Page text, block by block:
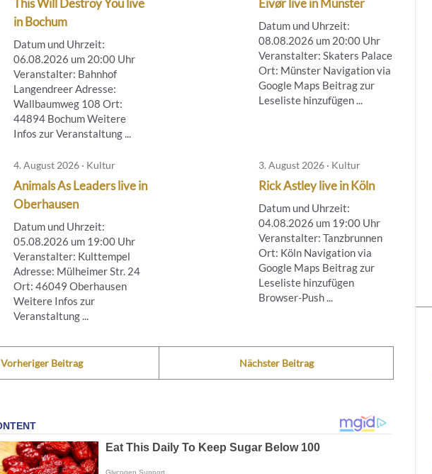
in Bochum
Datum und Uhrzeit:
06.08.2026 um 20:00 Uhr
Veranstalter: Bahnhof
Langendreer Adresse:
Wallbaumweg 108 Ort:
44894 Bochum Weitere
Infos zur Veranstaltung ...
Datum und Uhrzeit:
08.08.2026 um 20:00 Uhr
Veranstalter: Skaters Palace
Ort: Münster Navigation via
Google Maps Beitrag zur
Leseliste hinzufügen ...
4. August 2026 · Kultur
Animals As Leaders live in
Oberhausen
Datum und Uhrzeit:
05.08.2026 um 19:00 Uhr
Veranstalter: Kulttempel
Adresse: Mülheimer Str. 24
Ort: 46049 Oberhausen
Weitere Infos zur
Veranstaltung ...
3. August 2026 · Kultur
Rick Astley live in Köln
Datum und Uhrzeit:
04.08.2026 um 19:00 Uhr
Veranstalter: Tanzbrunnen
Ort: Köln Navigation via
Google Maps Beitrag zur
Leseliste hinzufügen
Browser-Push ...
Vorheriger Beitrag Nächster Beitrag